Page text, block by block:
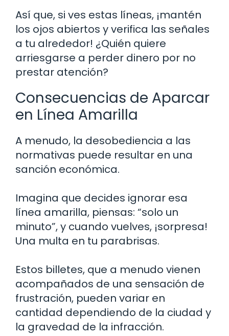
Así que, si ves estas líneas, ¡mantén
los ojos abiertos y verifica las señales
a tu alrededor! ¿Quién quiere
arriesgarse a perder dinero por no
prestar atención?
Consecuencias de Aparcar
en Línea Amarilla
A menudo, la desobediencia a las
normativas puede resultar en una
sanción económica.
Imagina que decides ignorar esa
línea amarilla, piensas: “solo un
minuto”, y cuando vuelves, ¡sorpresa!
Una multa en tu parabrisas.
Estos billetes, que a menudo vienen
acompañados de una sensación de
frustración, pueden variar en
cantidad dependiendo de la ciudad y
la gravedad de la infracción.